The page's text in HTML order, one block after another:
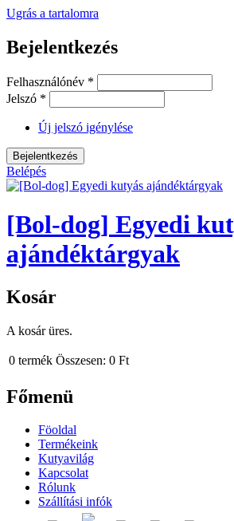
Ugrás a tartalomra
Bejelentkezés
Felhasználónév *
Jelszó *
Új jelszó igénylése
Belépés
[Bol-dog] Egyedi
ajándéktárgyak
Kosár
A kosár üres.
0 termék Összesen: 0 Ft
Főmenü
Föoldal
Termékeink
Kutyavilág
Kapcsolat
Rólunk
Szállítási infók